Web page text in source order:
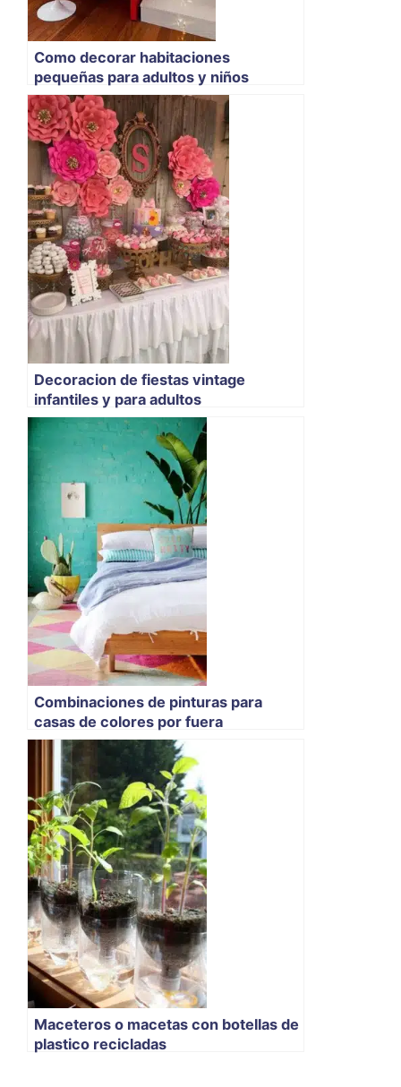
Como decorar habitaciones
pequeñas para adultos y niños
Decoracion de fiestas vintage
infantiles y para adultos
Combinaciones de pinturas para
casas de colores por fuera
Maceteros o macetas con botellas de
plastico recicladas